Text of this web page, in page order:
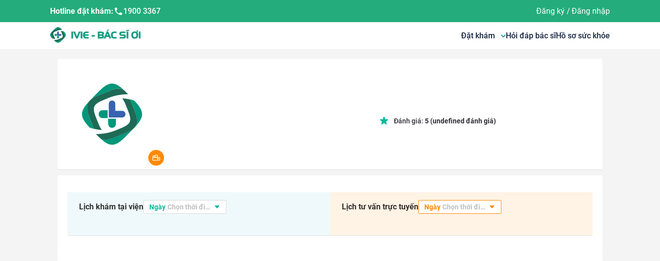
Hotline đặt khám: 1900 3367 Đăng ký/ Đăng nhập
Đặt khám Hỏi đáp bác sĩHồ sơ sức khỏe
Đánh giá: 5(undefined đánh giá)
Lịch khám tại viện Lịch tư vấn trực tuyến